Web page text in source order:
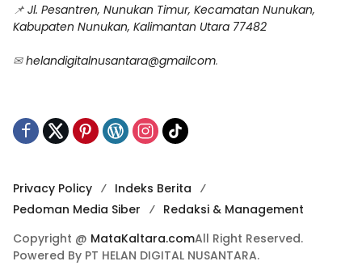
📌 Jl. Pesantren, Nunukan Timur, Kecamatan Nunukan,
Kabupaten Nunukan, Kalimantan Utara 77482
✉ helandigitalnusantara@gmailcom.
Privacy Policy
Indeks Berita
Pedoman Media Siber
Redaksi & Management
Copyright @ MataKaltara.comAll Right Reserved.
Powered By PT HELAN DIGITAL NUSANTARA.